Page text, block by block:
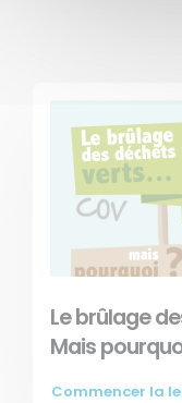
Le brûlage
Mais
Commencer la